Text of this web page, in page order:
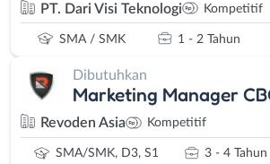
PT. Dari Visi Teknologi Kompetitif
SMA / SMK 1 - 2 Tahun
Dibutuhkan
Marketing Manager
Revoden Asia Kompetitif
SMA/SMK, D3, S1 3 - 4 Tahun